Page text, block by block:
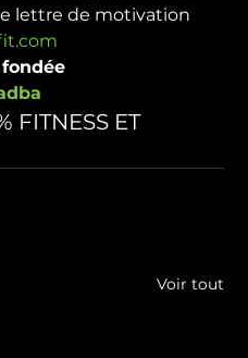
lettre de motivation
FITNESS ET
Voir tout